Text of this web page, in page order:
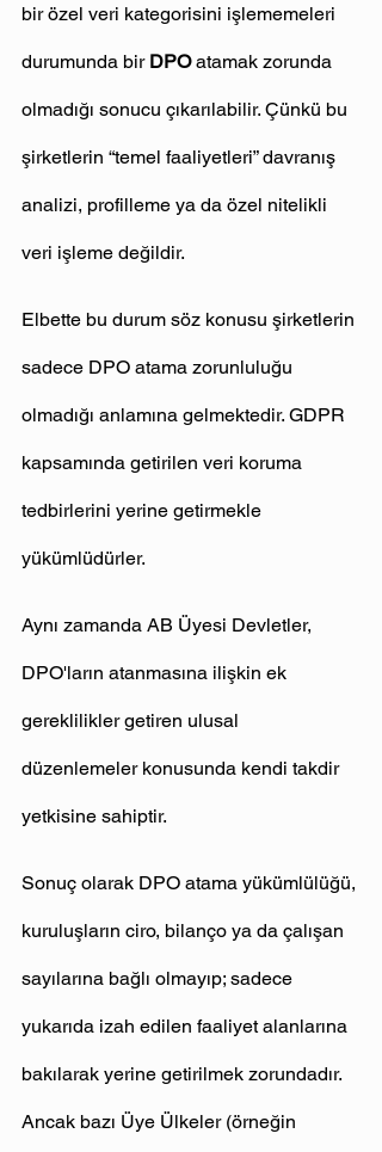
bir özel veri kategorisini işlememeleri
durumunda bir DPO atamak zorunda
olmadığı sonucu çıkarılabilir. Çünkü bu
şirketlerin “temel faaliyetleri” davranış
analizi, profilleme ya da özel nitelikli
veri işleme değildir.
Elbette bu durum söz konusu şirketlerin
sadece DPO atama zorunluluğu
olmadığı anlamına gelmektedir. GDPR
kapsamında getirilen veri koruma
tedbirlerini yerine getirmekle
yükümlüdürler.
Aynı zamanda AB Üyesi Devletler,
DPO'ların atanmasına ilişkin ek
gereklilikler getiren ulusal
düzenlemeler konusunda kendi takdir
yetkisine sahiptir.
Sonuç olarak DPO atama yükümlülüğü,
kuruluşların ciro, bilanço ya da çalışan
sayılarına bağlı olmayıp; sadece
yukarıda izah edilen faaliyet alanlarına
bakılarak yerine getirilmek zorundadır.
Ancak bazı Üye Ülkeler (örneğin